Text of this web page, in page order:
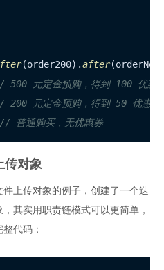
(order200).after
500 元定金预购，得到 100 优惠
200 元定金预购，得到 50 优惠券
// 普通购买，无优惠券
传对象
上传对象的例子，创建了一个迭
其实用职责链模式可以更简单，
代码：